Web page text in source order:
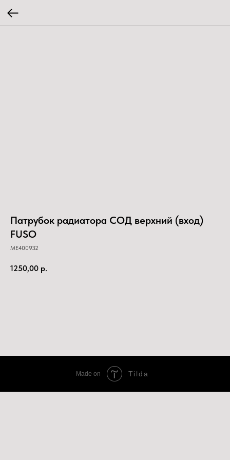
Патрубок радиатора СОД верхний (вход)
FUSO
ME400932
1250,00 р.
Made on Tilda